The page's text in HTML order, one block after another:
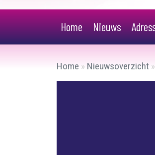
Home Nieuws
Home » Nieuwsoverzicht »